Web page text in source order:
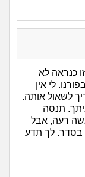
כנראה לא
לי אין
לשאול אותה.
תנסה
רעה, אבל
בסדר. לך תדע